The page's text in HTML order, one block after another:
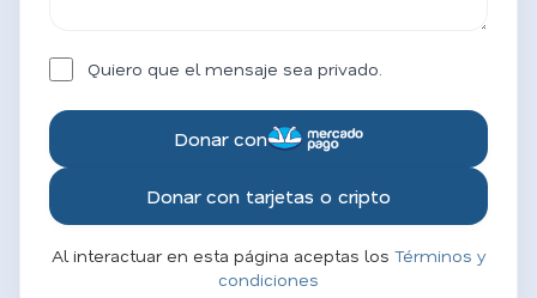
Quiero que el mensaje sea privado.
Donar con
Donar con tarjetas o cripto
Al interactuar en esta página aceptas los Términos y
condiciones